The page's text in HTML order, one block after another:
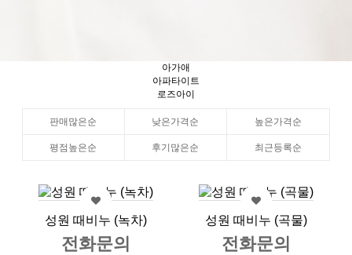
아가애
아파타이트
로즈아이
판매많은순 낮은가격순 높은가격순
평점높은순 후기많은순 최근등록순
성원 때비누 (녹차)
전화문의
성원 때비누 (곡물)
전화문의